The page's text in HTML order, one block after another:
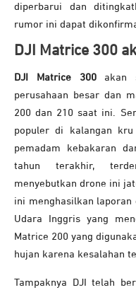
diperbarui dan
rumor ini dapat
DJI Matrice 300
DJI Matrice 300akan
perusahaan besar dan
200 dan 210 saat ini.
populer di kalangan kru
pemadam kebakaran
tahun terakhir,
menyebutkan drone ini
ini menghasilkan laporan
Udara Inggris yang
Matrice 200 yang
hujan karena kesalahan
Tampaknya DJI telah